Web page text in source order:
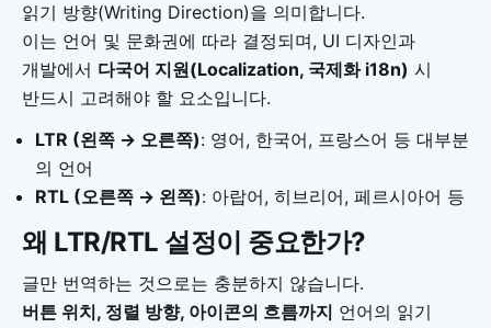
읽기 방향(Writing Direction)을 의미합니다.
이는 언어 및 문화권에 따라 결정되며, UI 디자인과
개발에서 다국어 지원(Localization, 국제화 i18n) 시
반드시 고려해야 할 요소입니다.
LTR (왼쪽 → 오른쪽): 영어, 한국어, 프랑스어 등 대부분
의 언어
RTL (오른쪽 → 왼쪽): 아랍어, 히브리어, 페르시아어 등
왜 LTR/RTL 설정이 중요한가?
글만 번역하는 것으로는 충분하지 않습니다.
버튼 위치, 정렬 방향, 아이콘의 흐름까지 언어의 읽기